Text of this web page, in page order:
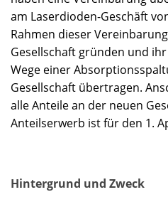
am Laserdioden-Geschäft
Rahmen dieser
Gesellschaft gründen und
Wege einer
Gesellschaft übertragen.
alle Anteile an der neuen
Anteilserwerb ist für den 1.
Hintergrund und Zweck